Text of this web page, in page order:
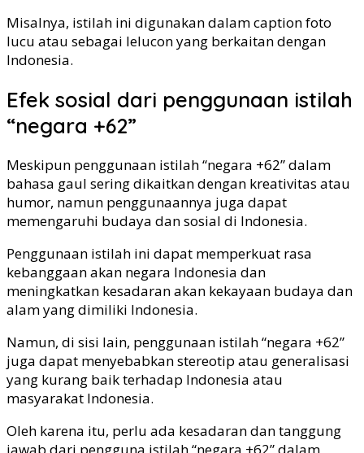
Misalnya, istilah ini digunakan dalam caption foto
lucu atau sebagai lelucon yang berkaitan dengan
Indonesia.
Efek sosial dari penggunaan istilah
“negara +62”
Meskipun penggunaan istilah “negara +62” dalam
bahasa gaul sering dikaitkan dengan kreativitas atau
humor, namun penggunaannya juga dapat
memengaruhi budaya dan sosial di Indonesia.
Penggunaan istilah ini dapat memperkuat rasa
kebanggaan akan negara Indonesia dan
meningkatkan kesadaran akan kekayaan budaya dan
alam yang dimiliki Indonesia.
Namun, di sisi lain, penggunaan istilah “negara +62”
juga dapat menyebabkan stereotip atau generalisasi
yang kurang baik terhadap Indonesia atau
masyarakat Indonesia.
Oleh karena itu, perlu ada kesadaran dan tanggung